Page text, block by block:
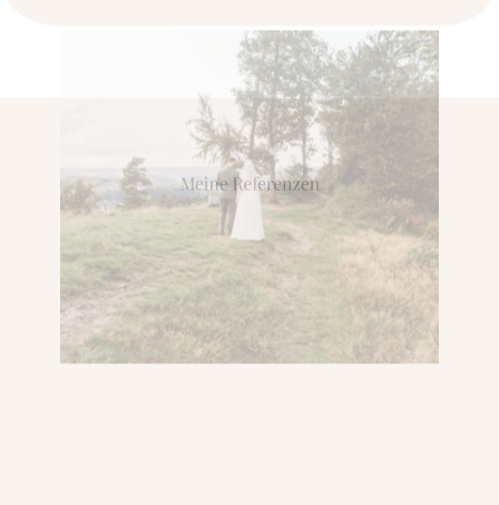
Meine Referenzen